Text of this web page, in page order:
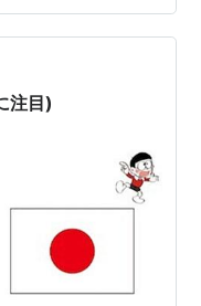
の押し目からの上昇
優勢となります。
しくユーロ円相場
注目)